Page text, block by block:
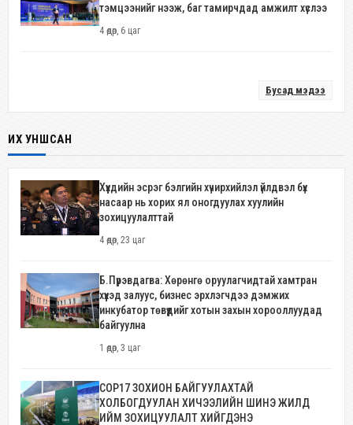
тэмцээнийг нээж, баг тамирчдад амжилт хүслээ
4 өдөр, 6 цаг
Бусад мэдээ
ИХ УНШСАН
Хүүхдийн эсрэг бэлгийн хүчирхийлэл үйлдвэл бүх
насаар нь хорих ял оногдуулах хуулийн
зохицуулалттай
4 өдөр, 23 цаг
Б.Пүрэвдагва: Хөрөнгө оруулагчидтай хамтран
хүүхэд залуус, бизнес эрхлэгчдээ дэмжих
инкубатор төвүүдийг хотын захын хорооллуудад
байгуулна
1 өдөр, 3 цаг
COP17 ЗОХИОН БАЙГУУЛАХТАЙ
ХОЛБОГДУУЛАН ХИЧЭЭЛИЙН ШИНЭ ЖИЛД
ИЙМ ЗОХИЦУУЛАЛТ ХИЙГДЭНЭ